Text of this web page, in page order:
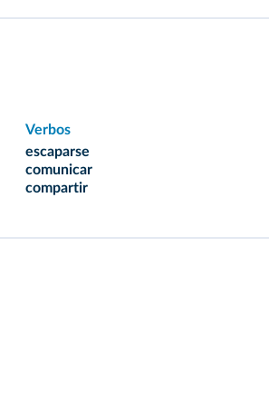
Verbos
escaparse
comunicar
compartir